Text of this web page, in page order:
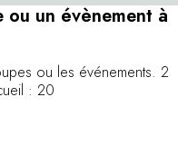
des cépages d'une
ce voyage se révèle
un évènement à
ou les événements. 2
: 20